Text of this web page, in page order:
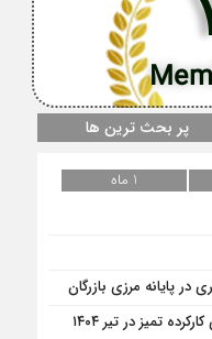
پر بحث ترین ها
1 ماه
پایانه مرزی بازرگان
تمیز در تیر ۱۴۰۴